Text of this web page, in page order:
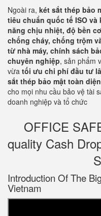
Ngoài ra, két sắt thép bảo
tiêu chuẩn quốc tế ISO
năng chịu nhiệt, độ bền
chống cháy, chống trộm
từ nhà máy, chính sách
chuyên nghiệp, sản phẩm
vừa tối ưu chi phí đầu tư
sắt thép bảo mật toàn
cho mọi nhu cầu bảo vệ tài
doanh nghiệp và tổ chức
OFFICE
quality Cash
Introduction Of The
Vietnam